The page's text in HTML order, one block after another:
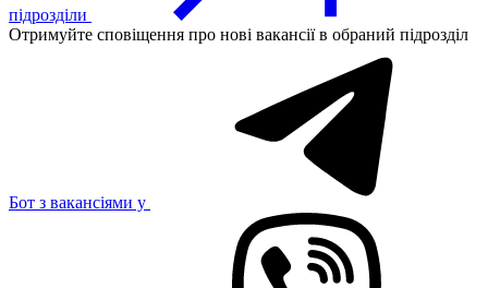
підрозділи
Отримуйте сповіщення про нові вакансії в обраний підрозділ
Бот з вакансіями у